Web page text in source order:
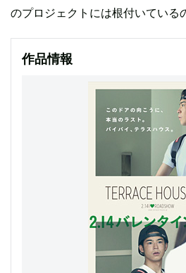
のプロジェクトには根付いている
作品情報